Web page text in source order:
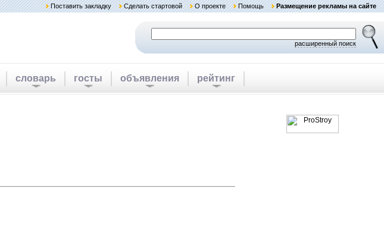
Поставить закладку Сделать стартовой О проекте Помощь Размещение рекламы на сайте
расширенный поиск
словарь госты объявления рейтинг